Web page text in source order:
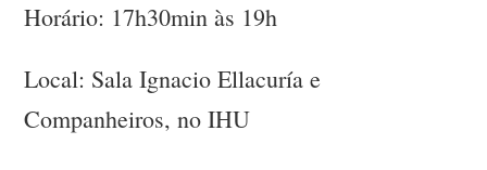
Horário: 17h30min às 19h
Local: Sala Ignacio Ellacuría e
Companheiros, no IHU